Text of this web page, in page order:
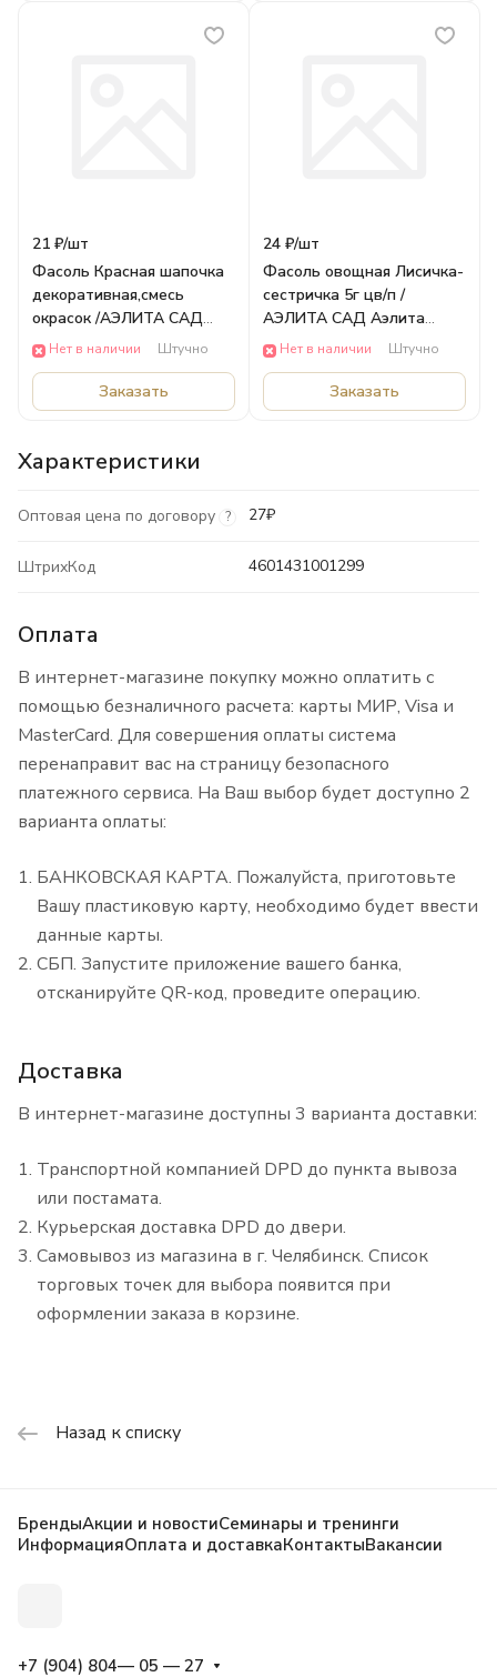
21 ₽/шт
Фасоль Красная шапочка
декоративная,смесь
окрасок /АЭЛИТА САД
Аэлита ЦВЕТЫ
Нет в наличии Штучно
Заказать
24 ₽/шт
Фасоль овощная Лисичка-
сестричка 5г цв/п /
АЭЛИТА САД Аэлита
ОВОЩИ
Нет в наличии Штучно
Заказать
Характеристики
Оптовая цена по договору ? 27₽
ШтрихКод 4601431001299
Оплата
В интернет-магазине покупку можно оплатить с
помощью безналичного расчета: карты МИР, Visa и
MasterCard. Для совершения оплаты система
перенаправит вас на страницу безопасного
платежного сервиса. На Ваш выбор будет доступно 2
варианта оплаты:
БАНКОВСКАЯ КАРТА. Пожалуйста, приготовьте
Вашу пластиковую карту, необходимо будет ввести
данные карты.
СБП. Запустите приложение вашего банка,
отсканируйте QR-код, проведите операцию.
Доставка
В интернет-магазине доступны 3 варианта доставки:
Транспортной компанией DPD до пункта вывоза
или постамата.
Курьерская доставка DPD до двери.
Самовывоз из магазина в г. Челябинск. Список
торговых точек для выбора появится при
оформлении заказа в корзине.
Назад к списку
БрендыАкции и новостиСеминары и тренинги
ИнформацияОплата и доставкаКонтактыВакансии
+7 (904) 804— 05 — 27